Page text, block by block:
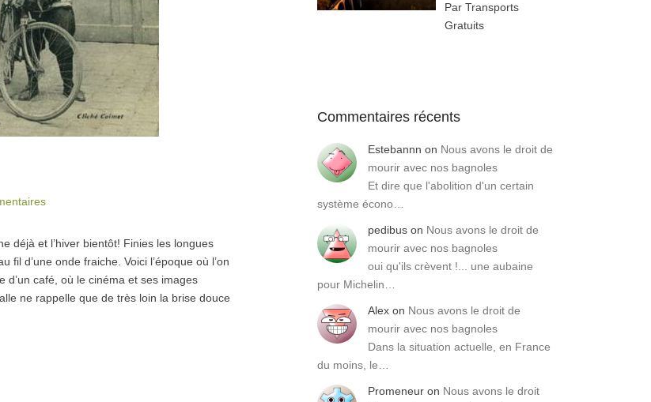
déjà et l’hiver bientôt! Finies les longues
d’une onde fraiche. Voici l’époque où l’on
d’un café, où le cinéma et ses images
ne rappelle que de très loin la brise douce
Par Transports
Gratuits
Commentaires récents
Estebannn on Nous avons le droit de
mourir avec nos bagnoles
Et dire que l'abolition d'un certain
système écono…
pedibus on Nous avons le droit de
mourir avec nos bagnoles
oui qu'ils crèvent !... une aubaine
pour Michelin…
Alex on Nous avons le droit de
mourir avec nos bagnoles
Dans la situation actuelle, en France
du moins, le…
Promeneur on Nous avons le droit